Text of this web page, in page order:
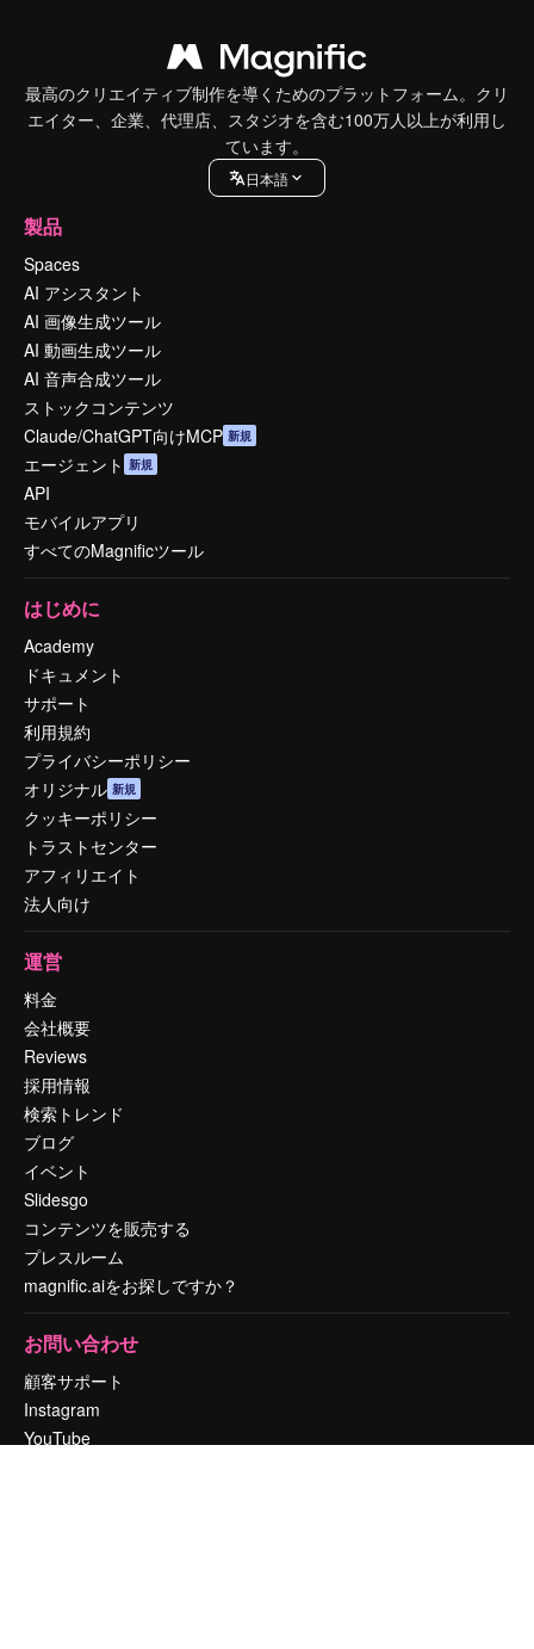
最高のクリエイティブ制作を導くためのプラットフォーム。クリ
エイター、企業、代理店、スタジオを含む100万人以上が利用し
ています。
日本語
製品
Spaces
AI アシスタント
AI 画像生成ツール
AI 動画生成ツール
AI 音声合成ツール
ストックコンテンツ
Claude/ChatGPT向けMCP 新規
エージェント 新規
API
モバイルアプリ
すべてのMagnificツール
はじめに
Academy
ドキュメント
サポート
利用規約
プライバシーポリシー
オリジナル 新規
クッキーポリシー
トラストセンター
アフィリエイト
法人向け
運営
料金
会社概要
Reviews
採用情報
検索トレンド
ブログ
イベント
Slidesgo
コンテンツを販売する
プレスルーム
magnific.aiをお探しですか？
お問い合わせ
顧客サポート
Instagram
YouTube